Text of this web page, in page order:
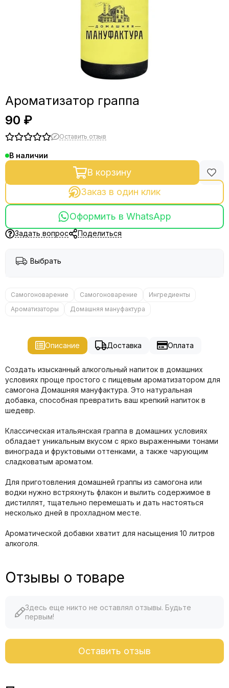
Ароматизатор граппа
90 ₽
Оставить отзыв
В наличии
В корзину
Заказ в один клик
Оформить в WhatsApp
Задать вопрос Поделиться
Выбрать
Самогоноварение Самогоноварение
Ингредиенты
Ароматизаторы
Домашняя мануфактура
Описание Доставка Оплата
Создать изысканный алкогольный напиток в домашних
условиях проще простого с пищевым ароматизатором для
самогона Домашняя мануфактура. Это натуральная
добавка, способная превратить ваш крепкий напиток в
шедевр.
Классическая итальянская граппа в домашних условиях
обладает уникальным вкусом с ярко выраженными тонами
винограда и фруктовыми оттенками, а также чарующим
сладковатым ароматом.
Для приготовления домашней граппы из самогона или
водки нужно встряхнуть флакон и вылить содержимое в
дистиллят, тщательно перемешать и дать настояться
несколько дней в прохладном месте.
Ароматической добавки хватит для насыщения 10 литров
алкоголя.
Отзывы о товаре
Здесь еще никто не оставлял отзывы. Будьте
первым!
Оставить отзыв